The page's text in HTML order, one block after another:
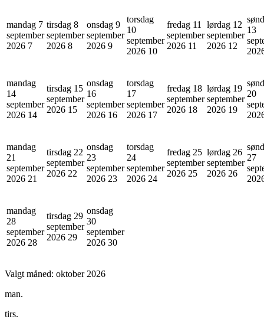
mandag 7
september
2026 7
tirsdag 8
september
2026 8
onsdag 9
september
2026 9
torsdag
10
september
2026 10
fredag 11
september
2026 11
lørdag 12
september
2026 12
13
mandag
14
september
2026 14
tirsdag 15
september
2026 15
onsdag
16
september
2026 16
torsdag
17
september
2026 17
fredag 18
september
2026 18
lørdag 19
september
2026 19
20
mandag
21
september
2026 21
tirsdag 22
september
2026 22
onsdag
23
september
2026 23
torsdag
24
september
2026 24
fredag 25
september
2026 25
lørdag 26
september
2026 26
27
mandag
28
september
2026 28
tirsdag 29
september
2026 29
onsdag
30
september
2026 30
Valgt måned: oktober 2026
man.
tirs.